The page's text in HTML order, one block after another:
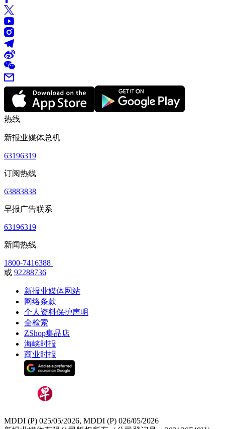
热线
新报业媒体总机
63196319
订阅热线
63883838
早报广告联系
63196319
新闻热线
1800-7416388
或 92288736
新报业媒体网站
网络条款
个人资料保护声明
全检索
ZShop集品店
海峡时报
商业时报
MDDI (P) 025/05/2026, MDDI (P) 026/05/2026